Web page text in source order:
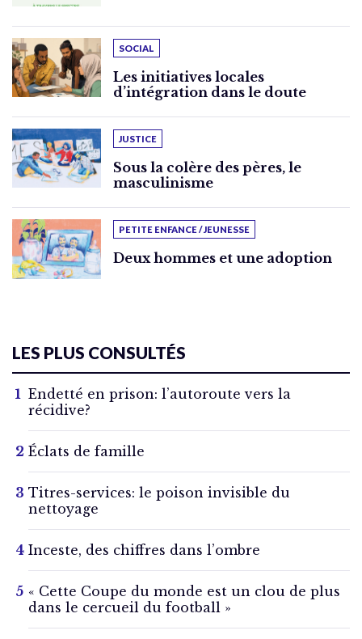
SOCIAL
Les initiatives locales
d’intégration dans le doute
JUSTICE
Sous la colère des pères, le
masculinisme
PETITE ENFANCE / JEUNESSE
Deux hommes et une adoption
LES PLUS CONSULTÉS
Endetté en prison: l’autoroute vers la
récidive?
Éclats de famille
Titres-services: le poison invisible du
nettoyage
Inceste, des chiffres dans l’ombre
« Cette Coupe du monde est un clou de plus
dans le cercueil du football »